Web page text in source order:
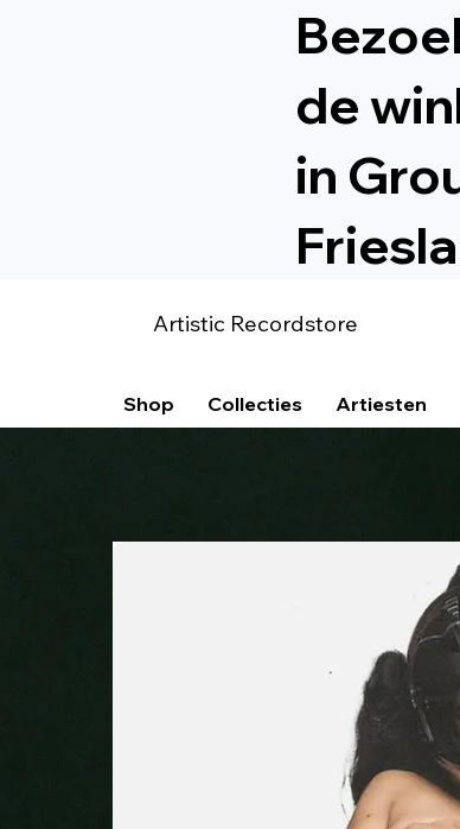
de
in
Artistic Recordstore
Shop Collecties Artiesten